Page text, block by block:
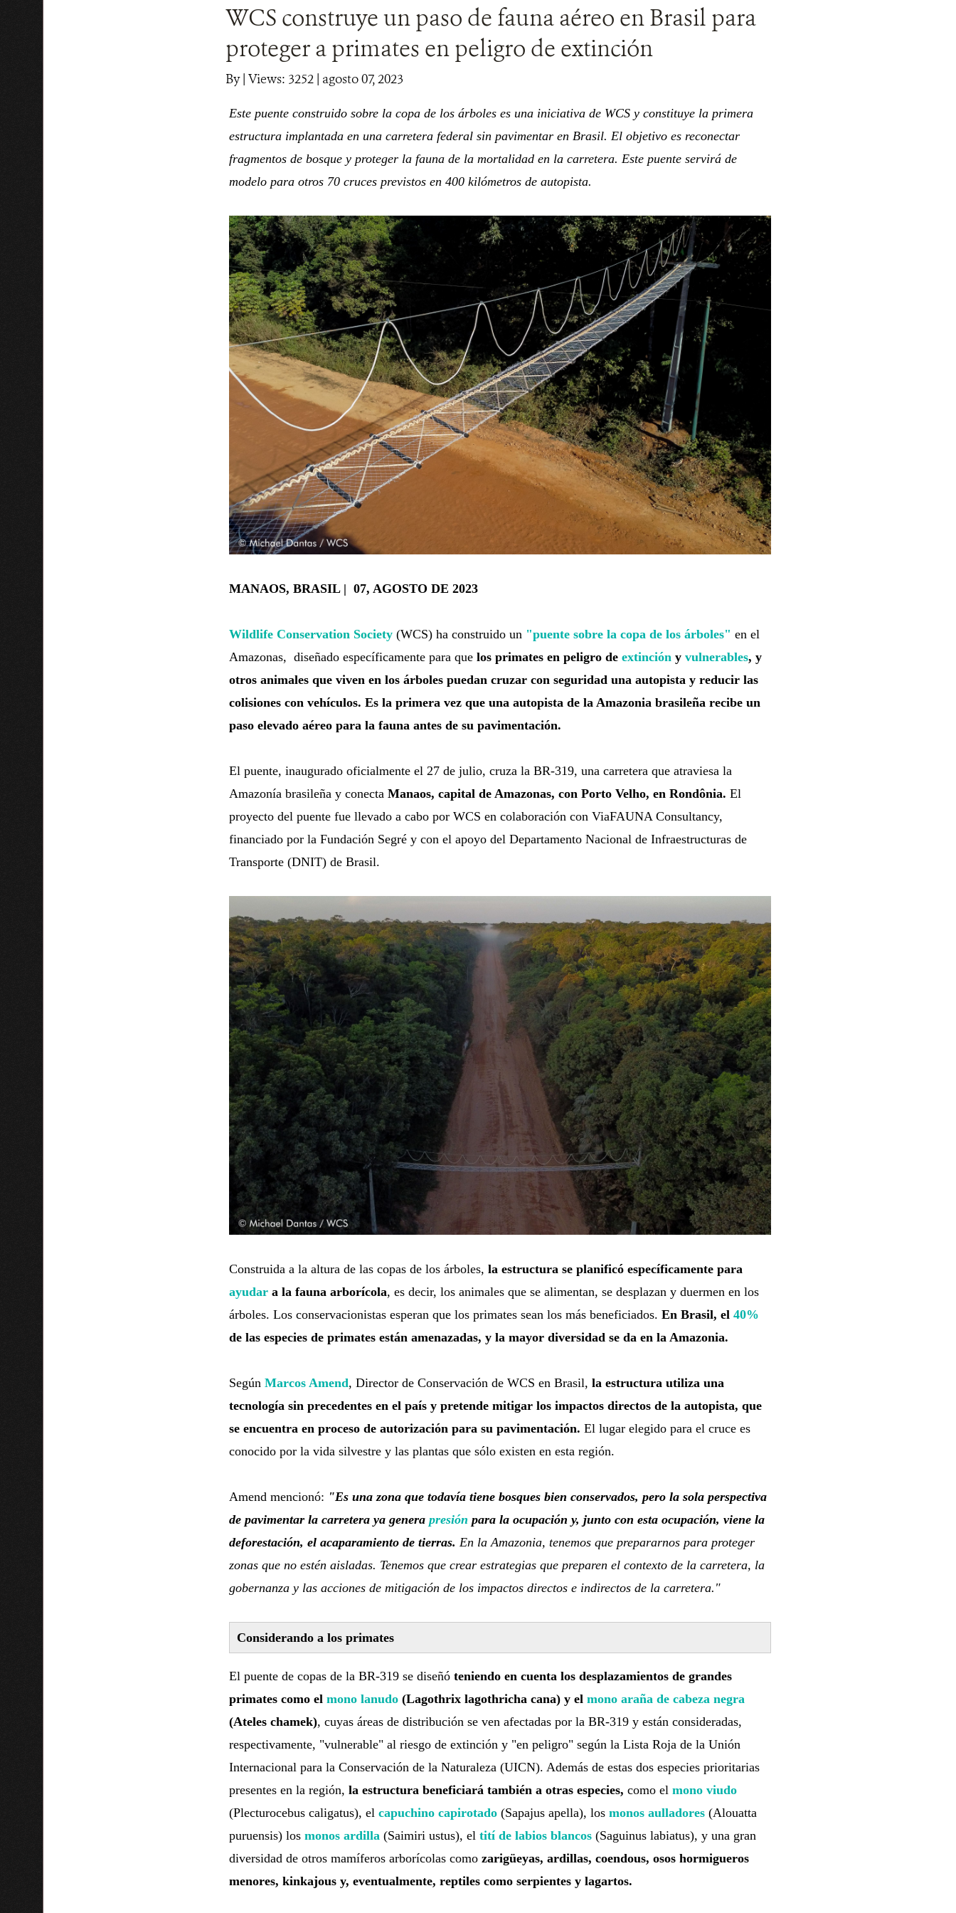
WCS construye un paso de fauna aéreo en Brasil para
proteger a primates en peligro de extinción
By| Views: 3252| agosto 07, 2023
Este puente construido sobre la copa de los árboles es una iniciativa de WCS y constituye la primera
estructura implantada en una carretera federal sin pavimentar en Brasil. El objetivo es reconectar
fragmentos de bosque y proteger la fauna de la mortalidad en la carretera. Este puente servirá de
modelo para otros 70 cruces previstos en 400 kilómetros de autopista.
MANAOS, BRASIL | 07, AGOSTO DE 2023
Wildlife Conservation Society(WCS) ha construido un "puente sobre la copa de los árboles" en el
Amazonas, diseñado específicamente para que los primates en peligro de extinción y vulnerables, y
otros animales que viven en los árboles puedan cruzar con seguridad una autopista y reducir las
colisiones con vehículos. Es la primera vez que una autopista de la Amazonia brasileña recibe un
paso elevado aéreo para la fauna antes de su pavimentación.
El puente, inaugurado oficialmente el 27 de julio, cruza la BR-319, una carretera que atraviesa la
Amazonía brasileña y conecta Manaos, capital de Amazonas, con Porto Velho, en Rondônia. El
proyecto del puente fue llevado a cabo por WCS en colaboración con ViaFAUNA Consultancy,
financiado por la Fundación Segré y con el apoyo del Departamento Nacional de Infraestructuras de
Transporte (DNIT) de Brasil.
Construida a la altura de las copas de los árboles, la estructura se planificó específicamente para
ayudara la fauna arborícola, es decir, los animales que se alimentan, se desplazan y duermen en los
árboles. Los conservacionistas esperan que los primates sean los más beneficiados. En Brasil, el 40%
de las especies de primates están amenazadas, y la mayor diversidad se da en la Amazonia.
Según Marcos Amend, Director de Conservación de WCS en Brasil, la estructura utiliza una
tecnología sin precedentes en el país y pretende mitigar los impactos directos de la autopista, que
se encuentra en proceso de autorización para su pavimentación. El lugar elegido para el cruce es
conocido por la vida silvestre y las plantas que sólo existen en esta región.
Amend mencionó: "Es una zona que todavía tiene bosques bien conservados, pero la sola perspectiva
de pavimentar la carretera ya genera presión para la ocupación y, junto con esta ocupación, viene la
deforestación, el acaparamiento de tierras. En la Amazonia, tenemos que prepararnos para proteger
zonas que no estén aisladas. Tenemos que crear estrategias que preparen el contexto de la carretera, la
gobernanza y las acciones de mitigación de los impactos directos e indirectos de la carretera."
Considerando a los primates
El puente de copas de la BR-319 se diseñó teniendo en cuenta los desplazamientos de grandes
primates como el mono lanudo(Lagothrix lagothricha cana) y el mono araña de cabeza negra
(Ateles chamek), cuyas áreas de distribución se ven afectadas por la BR-319 y están consideradas,
respectivamente, "vulnerable" al riesgo de extinción y "en peligro" según la Lista Roja de la Unión
Internacional para la Conservación de la Naturaleza (UICN). Además de estas dos especies prioritarias
presentes en la región, la estructura beneficiará también a otras especies, como el mono viudo
(Plecturocebus caligatus), el capuchino capirotado(Sapajus apella), los monos aulladores (Alouatta
puruensis) los monos ardilla (Saimiri ustus), el tití de labios blancos(Saguinus labiatus), y una gran
diversidad de otros mamíferos arborícolas como zarigüeyas, ardillas, coendous, osos hormigueros
menores, kinkajous y, eventualmente, reptiles como serpientes y lagartos.